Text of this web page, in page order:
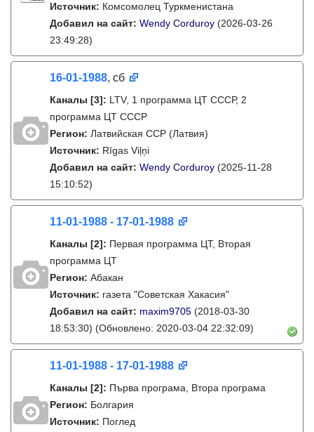
Источник: Комсомолец Туркменистана
Добавил на сайт: Wendy Corduroy (2026-03-26
23:49:28)
16-01-1988, сб
Каналы [3]: LTV, 1 программа ЦТ СССР, 2
программа ЦТ СССР
Регион: Латвийская ССР (Латвия)
Источник: Rīgas Viļņi
Добавил на сайт: Wendy Corduroy (2025-11-28
15:10:52)
11-01-1988 - 17-01-1988
Каналы [2]: Первая программа ЦТ, Вторая
программа ЦТ
Регион: Абакан
Источник: газета "Советская Хакасия"
Добавил на сайт: maxim9705 (2018-03-30
18:53:30) (Обновлено: 2020-03-04 22:32:09)
11-01-1988 - 17-01-1988
Каналы [2]: Първа програма, Втора програма
Регион: Болгария
Источник: Поглед